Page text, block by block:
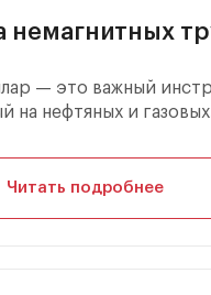
немагнитных
— это важный
на нефтяных и газовых
Читать подробнее